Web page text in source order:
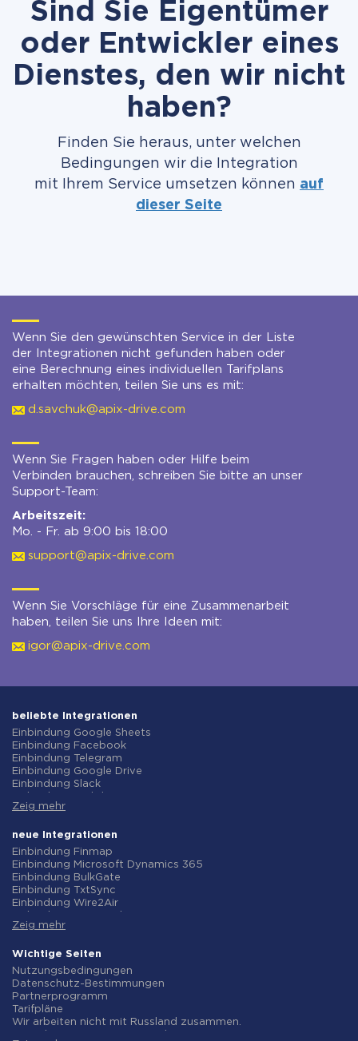
Sind Sie Eigentümer
oder Entwickler eines
Dienstes, den wir nicht
haben?
Finden Sie heraus, unter welchen
Bedingungen wir die Integration
mit Ihrem Service umsetzen können auf
dieser Seite
Wenn Sie den gewünschten Service in der Liste
der Integrationen nicht gefunden haben oder
eine Berechnung eines individuellen Tarifplans
erhalten möchten, teilen Sie uns es mit:
d.savchuk@apix-drive.com
Wenn Sie Fragen haben oder Hilfe beim
Verbinden brauchen, schreiben Sie bitte an unser
Support-Team:
Arbeitszeit:
Mo. - Fr. ab 9:00 bis 18:00
support@apix-drive.com
Wenn Sie Vorschläge für eine Zusammenarbeit
haben, teilen Sie uns Ihre Ideen mit:
igor@apix-drive.com
beliebte Integrationen
Einbindung Google Sheets
Einbindung Facebook
Einbindung Telegram
Einbindung Google Drive
Einbindung Slack
Einbindung Gmail
Einbindung ClickUp
Einbindung Airtable
Einbindung Google Contacts
Einbindung OpenAI (ChatGPT)
Einbindung Instagram
Einbindung ActiveCampaign
Einbindung Typeform
Einbindung Salesforce CRM
Einbindung Notion
Einbindung AWeber
Einbindung Asana
Einbindung ZOHO CRM
Einbindung Webhooks
Einbindung GetResponse
Zeig mehr
neue Integrationen
Einbindung Finmap
Einbindung Microsoft Dynamics 365
Einbindung BulkGate
Einbindung TxtSync
Einbindung Wire2Air
Einbindung Infobip
Einbindung AtomPark
Einbindung TXTImpact
Einbindung Campaign Monitor
Einbindung CM.com
Einbindung D7 Networks
Einbindung SMS.to
Einbindung SMSGlobal
Zeig mehr
Wichtige Seiten
Nutzungsbedingungen
Datenschutz-Bestimmungen
Partnerprogramm
Tarifpläne
Wir arbeiten nicht mit Russland zusammen.